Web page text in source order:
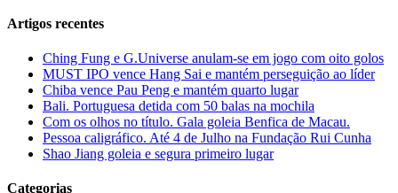
Artigos recentes
Ching Fung e G.Universe anulam-se em jogo com oito golos
MUST IPO vence Hang Sai e mantém perseguição ao líder
Chiba vence Pau Peng e mantém quarto lugar
Bali. Portuguesa detida com 50 balas na mochila
Com os olhos no título. Gala goleia Benfica de Macau.
Pessoa caligráfico. Até 4 de Julho na Fundação Rui Cunha
Shao Jiang goleia e segura primeiro lugar
Categorias